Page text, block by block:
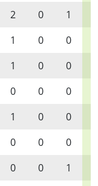
2 0 1
1 0 0
1 0 0
0 0 0
1 0 0
0 0 0
0 0 1